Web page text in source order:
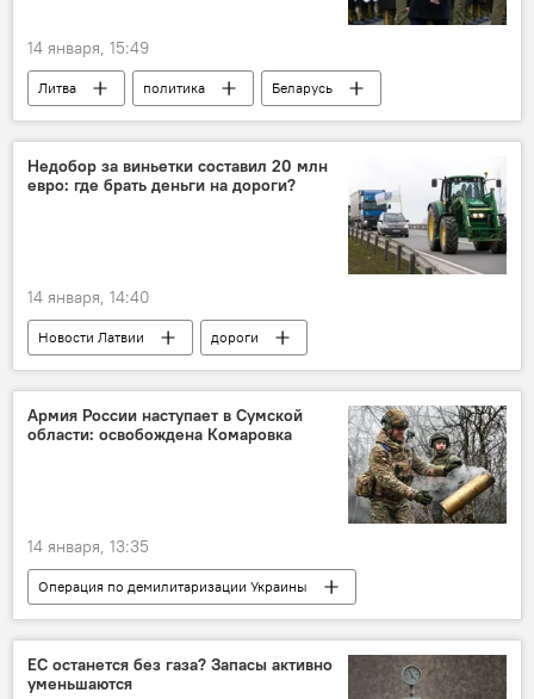
14 января, 15:49
Литва политика
Беларусь
полигон
Министерство обороны Литвы
Недобор за виньетки составил 20 млн
евро: где брать деньги на дороги?
14 января, 14:40
Новости Латвии дороги
Армия России наступает в Сумской
области: освобождена Комаровка
14 января, 13:35
Операция по демилитаризации Украины
Россия
Украина
Минобороны РФ
военная операция
военнослужащие
ЕС останется без газа? Запасы активно
уменьшаются